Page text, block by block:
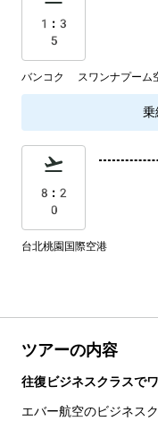
1:3
5
バンコク スワンナプーム
乗
8:2
0
台北桃園国際空港
ツアーの内容
往復ビジネスクラスで
エバー航空のビジネス